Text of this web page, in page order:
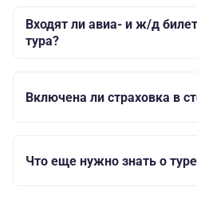
Входят ли авиа- и ж/д
тура?
Включена ли страховка в
Что еще нужно знать о